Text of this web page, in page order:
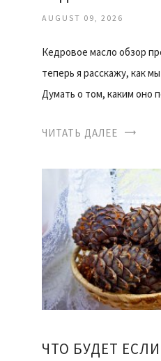
AUGUST 09, 2026
Кедровое масло обзор
теперь я расскажу, как
Думать о том, каким оно
ЧИТАТЬ ДАЛЕЕ